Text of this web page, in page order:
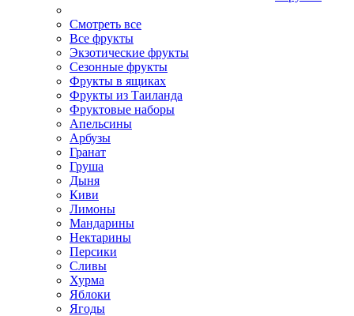
Смотреть все
Все фрукты
Экзотические фрукты
Сезонные фрукты
Фрукты в ящиках
Фрукты из Таиланда
Фруктовые наборы
Апельсины
Арбузы
Гранат
Груша
Дыня
Киви
Лимоны
Мандарины
Нектарины
Персики
Сливы
Хурма
Яблоки
Ягоды